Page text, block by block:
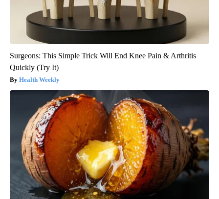
Surgeons: This Simple Trick Will End Knee Pain & Arthritis
Quickly (Try It)
Health Weekly